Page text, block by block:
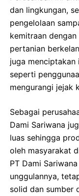
dan lingkungan,
pengelolaan
kemitraan
pertanian
juga
seperti
mengurangi jejak
Sebagai
Dami Sariwana
luas sehingga
oleh masyarakat
PT Dami
unggulannya,
solid dan sumber